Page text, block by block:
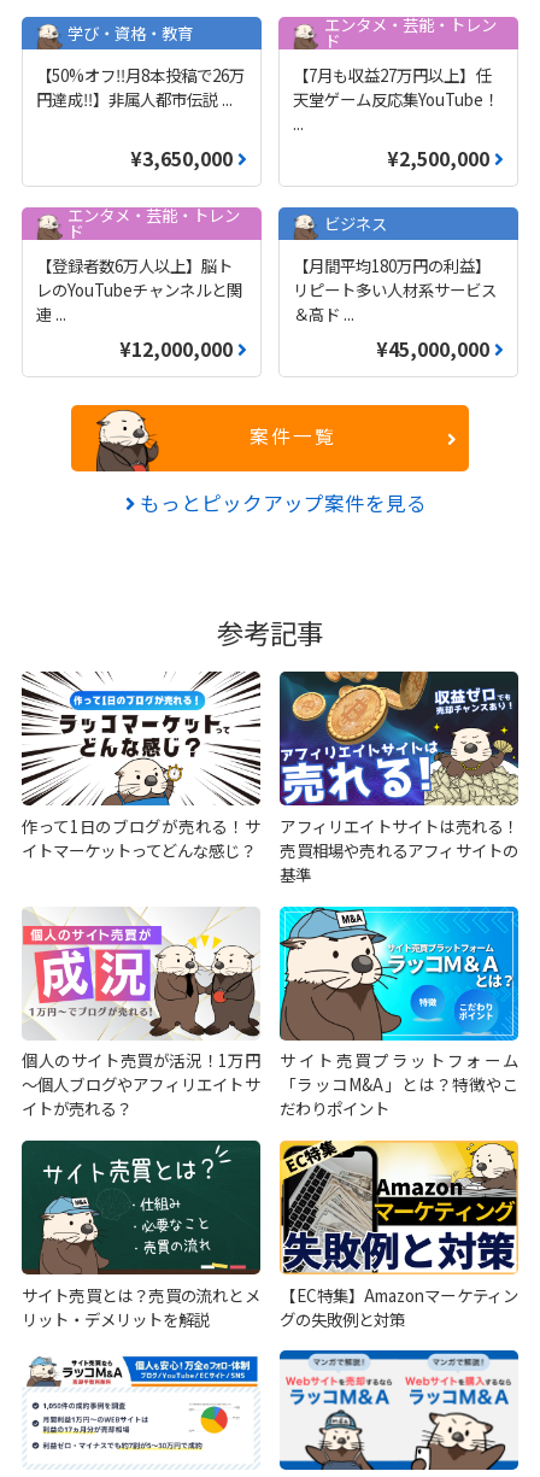
学び・資格・教育
【50%オフ‼️月8本投稿で26万
円達成‼️】非属人都市伝説 ...
¥3,650,000
エンタメ・芸能・トレン
ド
【7月も収益27万円以上】任
天堂ゲーム反応集YouTube！
...
¥2,500,000
エンタメ・芸能・トレン
ド
【登録者数6万人以上】脳ト
レのYouTubeチャンネルと関
連 ...
¥12,000,000
ビジネス
【月間平均180万円の利益】
リピート多い人材系サービス
＆高ド ...
¥45,000,000
案件一覧
もっとピックアップ案件を見る
参考記事
作って1日のブログが売れる！サ
イトマーケットってどんな感じ？
アフィリエイトサイトは売れる！
売買相場や売れるアフィサイトの
基準
個人のサイト売買が活況！1万円
～個人ブログやアフィリエイトサ
イトが売れる？
サイト売買プラットフォーム
「ラッコM&A」とは？特徴やこ
だわりポイント
サイト売買とは？売買の流れとメ
リット・デメリットを解説
【EC特集】Amazonマーケティン
グの失敗例と対策